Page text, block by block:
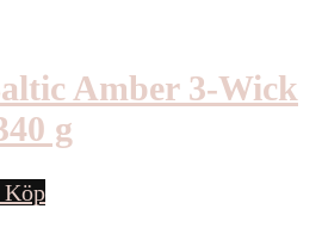
Amber 3-Wick
g
Köp